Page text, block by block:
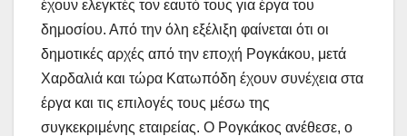
έχουν ελεγκτές τον εαυτό τους για έργα του
δημοσίου. Από την όλη εξέλιξη φαίνεται ότι οι
δημοτικές αρχές από την εποχή Ρογκάκου, μετά
Χαρδαλιά και τώρα Κατωπόδη έχουν συνέχεια στα
έργα και τις επιλογές τους μέσω της
συγκεκριμένης εταιρείας. Ο Ρογκάκος ανέθεσε, ο